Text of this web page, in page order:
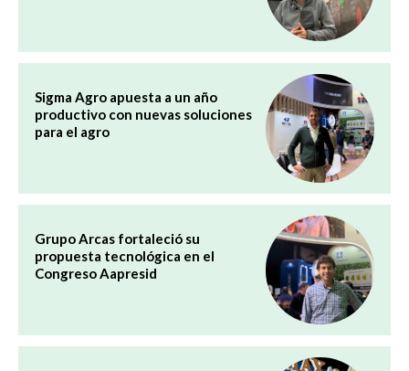
Sigma Agro apuesta a un año
productivo con nuevas soluciones
para el agro
Grupo Arcas fortaleció su
propuesta tecnológica en el
Congreso Aapresid